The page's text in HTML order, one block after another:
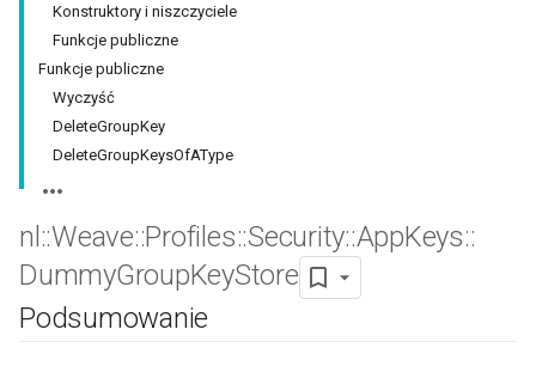
Konstruktory i niszczyciele
Funkcje publiczne
Funkcje publiczne
Wyczyść
DeleteGroupKey
DeleteGroupKeysOfAType
nl ::Weave::Profiles::Security::AppKeys::
DummyGroupKeyStore
Podsumowanie